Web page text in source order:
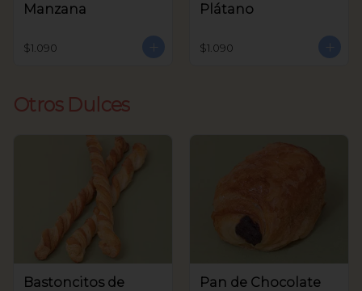
Manzana
$1.090
Plátano
$1.090
Otros Dulces
Bastoncitos de
Pan de Chocolate